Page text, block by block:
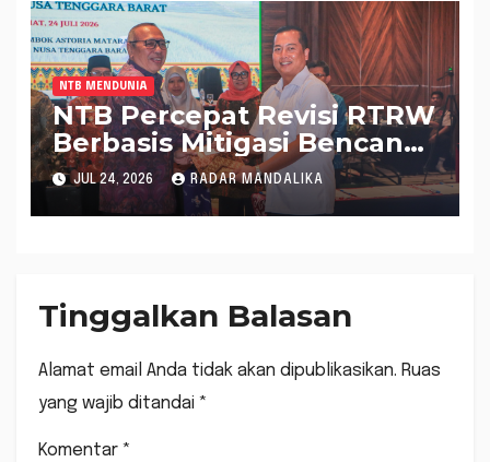
NTB MENDUNIA
NTB Percepat Revisi RTRW
Berbasis Mitigasi Bencana,
Gubernur Iqbal: Ratusan
Investasi Masih Tertahan
JUL 24, 2026 RADAR MANDALIKA
Tinggalkan Balasan
Alamat email Anda tidak akan dipublikasikan. Ruas
yang wajib ditandai *
Komentar *